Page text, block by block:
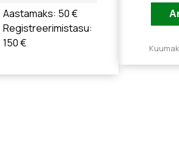
Aastamaks: 50 €
Registreerimistasu:
150 €